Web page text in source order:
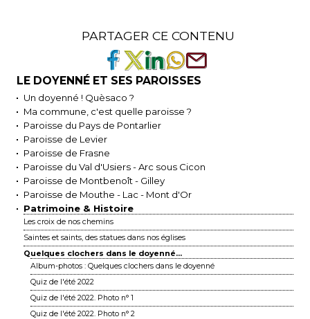
PARTAGER CE CONTENU
LE DOYENNÉ ET SES PAROISSES
Un doyenné ! Quèsaco ?
Ma commune, c'est quelle paroisse ?
Paroisse du Pays de Pontarlier
Paroisse de Levier
Paroisse de Frasne
Paroisse du Val d'Usiers - Arc sous Cicon
Paroisse de Montbenoît - Gilley
Paroisse de Mouthe - Lac - Mont d'Or
Patrimoine & Histoire
Les croix de nos chemins
Saintes et saints, des statues dans nos églises
Quelques clochers dans le doyenné...
Album-photos : Quelques clochers dans le doyenné
Quiz de l'été 2022
Quiz de l'été 2022. Photo n° 1
Quiz de l'été 2022. Photo n° 2